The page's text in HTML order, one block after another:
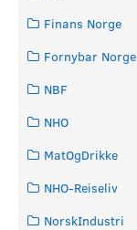
Finans Norge
Fornybar Norge
NBF
NHO
MatOgDrikke
NHO-Reiseliv
NorskIndustri